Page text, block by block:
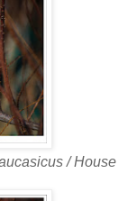
/ House